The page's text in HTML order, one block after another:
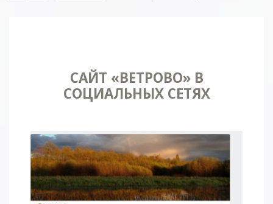
САЙТ «ВЕТРОВО» В
СОЦИАЛЬНЫХ СЕТЯХ